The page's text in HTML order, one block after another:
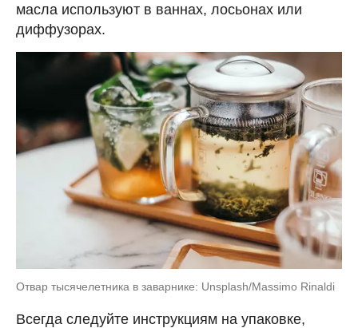
масла используют в ваннах, лосьонах или
диффузорах.
Отвар тысячелетника в заварнике: Unsplash/Massimo Rinaldi
Всегда следуйте инструкциям на упаковке,